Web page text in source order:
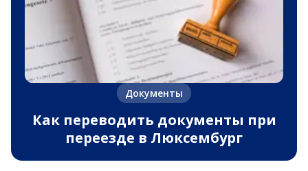
Документы
Как переводить документы при
переезде в Люксембург